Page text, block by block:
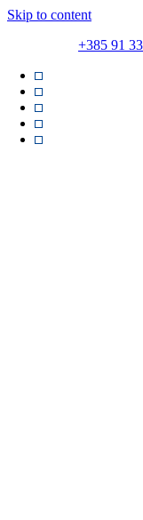
Skip to content
+385 91